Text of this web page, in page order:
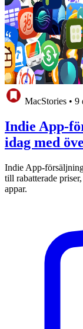
MacStories • 9
Indie App-
idag med
Indie App-
till rabatterade
appar.